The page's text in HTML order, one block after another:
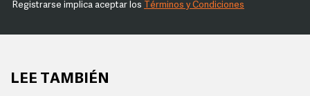
Registrarse implica aceptar los Términos y Condiciones
LEE TAMBIÉN